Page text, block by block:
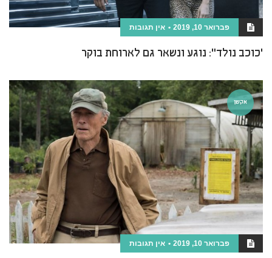
פברואר 10, 2019 אין תגובות
'כוכב נולד": נוגע ונשאר גם לארוחת בוקר
אקשן
פברואר 10, 2019 אין תגובות